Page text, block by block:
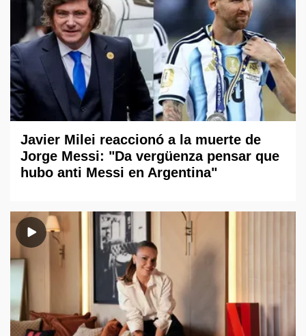
Javier Milei reaccionó a la muerte de
Jorge Messi: "Da vergüenza pensar que
hubo anti Messi en Argentina"